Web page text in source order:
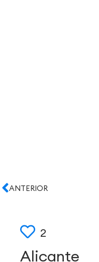
ANTERIOR
2
Alicante